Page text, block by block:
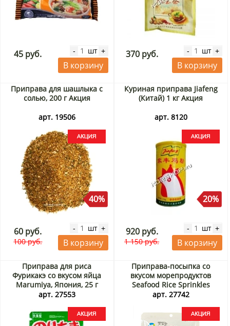
45 руб. - шт +
В корзину
370 руб. - шт +
В корзину
Приправа для шашлыка с
солью, 200 г Акция
арт. 19506
40%
60 руб.
100 руб.
- шт +
В корзину
Куриная приправа Jiafeng
(Китай) 1 кг Акция
арт. 8120
20%
920 руб.
1 150 руб.
- шт +
В корзину
Приправа для риса
Фурикакэ со вкусом яйца
Marumiya, Япония, 25 г
Акция
арт. 27553
Приправа-посыпка со
вкусом морепродуктов
Seafood Rice Sprinkles
Daesang, Корея, 24 г Акция
арт. 27742